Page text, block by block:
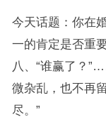
今天话题：你在
一的肯定是否重
八、“谁赢了？
微杂乱，也不再
尽。”